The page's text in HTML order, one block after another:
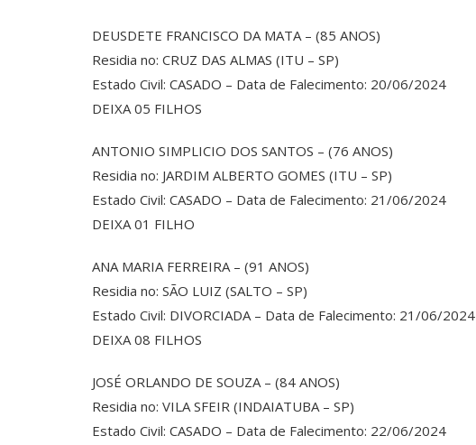
DEUSDETE FRANCISCO DA MATA – (85 ANOS)
Residia no: CRUZ DAS ALMAS (ITU – SP)
Estado Civil: CASADO – Data de Falecimento: 20/06/2024
DEIXA 05 FILHOS
ANTONIO SIMPLICIO DOS SANTOS – (76 ANOS)
Residia no: JARDIM ALBERTO GOMES (ITU – SP)
Estado Civil: CASADO – Data de Falecimento: 21/06/2024
DEIXA 01 FILHO
ANA MARIA FERREIRA – (91 ANOS)
Residia no: SÃO LUIZ (SALTO – SP)
Estado Civil: DIVORCIADA – Data de Falecimento: 21/06/2024
DEIXA 08 FILHOS
JOSÉ ORLANDO DE SOUZA – (84 ANOS)
Residia no: VILA SFEIR (INDAIATUBA – SP)
Estado Civil: CASADO – Data de Falecimento: 22/06/2024